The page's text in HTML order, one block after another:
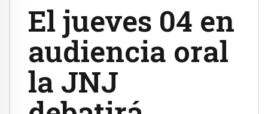
El jueves 04 en
audiencia oral
la JNJ